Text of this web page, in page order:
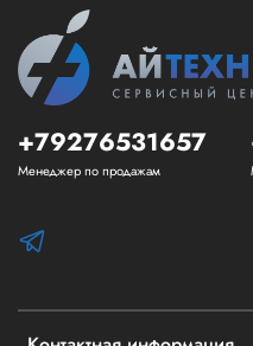
+79276531657
Менеджер по продажам